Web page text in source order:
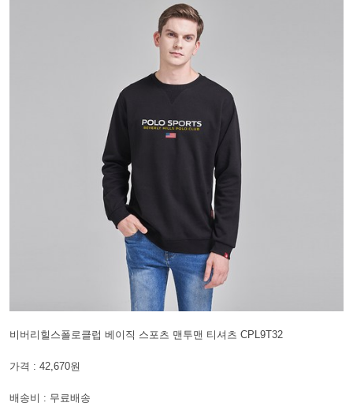
비버리힐스폴로클럽 베이직 스포츠 맨투맨 티셔츠 CPL9T32
가격 : 42,670원
배송비 : 무료배송